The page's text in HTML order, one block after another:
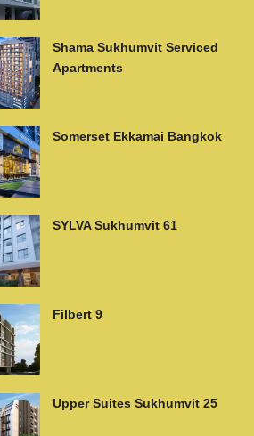
Shama Sukhumvit Serviced
Apartments
Somerset Ekkamai Bangkok
SYLVA Sukhumvit 61
Filbert 9
Upper Suites Sukhumvit 25